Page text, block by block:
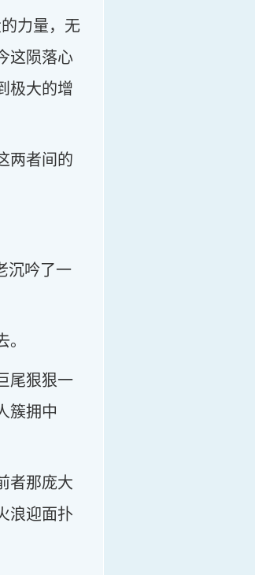
力量，无
这陨落心
极大的增
两者间的
沉吟了一
尾狠狠一
簇拥中
者那庞大
浪迎面扑